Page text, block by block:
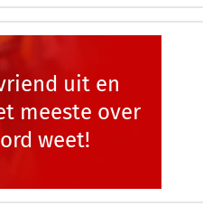
uit en
meeste over
weet!